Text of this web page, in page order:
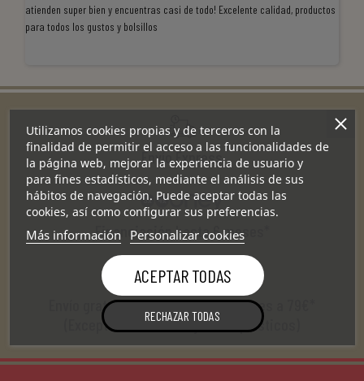
atienden super bien y encuentras casi de todo! Excelente calidad, productos
para todos los gustos y bolsillos
Utilizamos cookies propias y de terceros con la
finalidad de permitir el acceso a las funcionalidades de
la página web, mejorar la experiencia de usuario y
para fines estadísticos, mediante el análisis de sus
hábitos de navegación. Puede aceptar todas las
cookies, así como configurar sus preferencias.
Más información Personalizar cookies
RECHAZAR TODAS
ACEPTAR TODAS
Envío Express
Financiación hasta 6 meses*
Envío gratuito en compras superiores a 79€*
(Excepto neumáticos y kit de plásticos)